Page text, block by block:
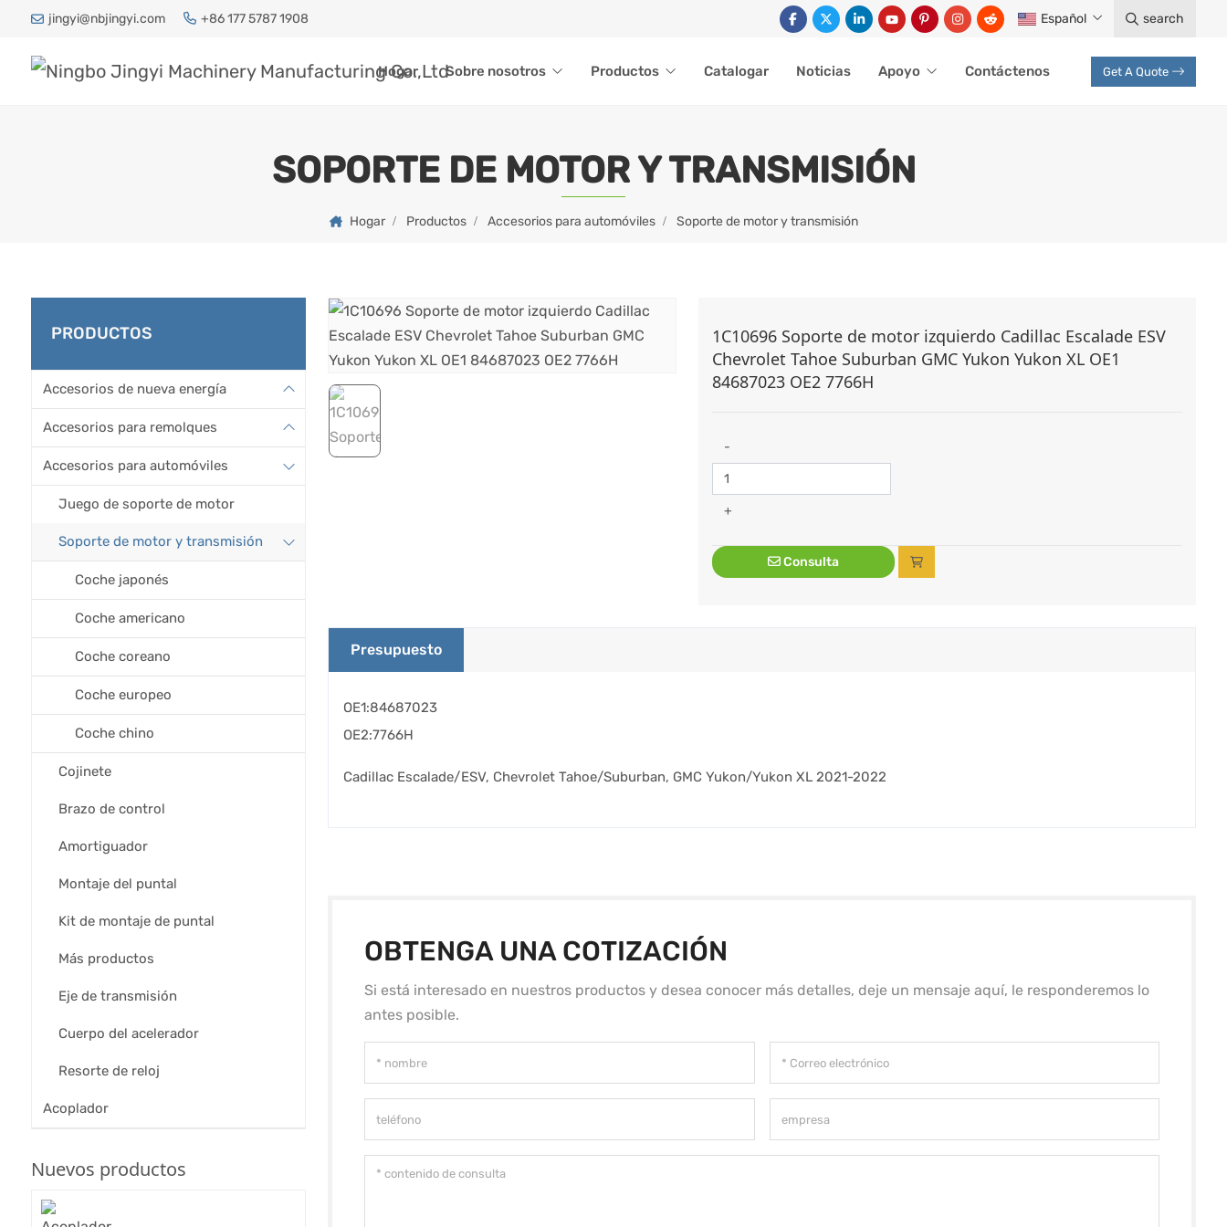
jingyi@nbjingyi.com +86 177 5787 1908 Español search
Hogar Sobre nosotros Productos Catalogar Noticias Apoyo Contáctenos Get A Quote
SOPORTE DE MOTOR Y TRANSMISIÓN
Hogar Productos Accesorios para automóviles Soporte de motor y transmisión
1C10696 Soporte de motor izquierdo Cadillac Escalade ESV
Chevrolet Tahoe Suburban GMC Yukon Yukon XL OE1
84687023 OE2 7766H
-
+
Consulta
Presupuesto
OE1:84687023
OE2:7766H
Cadillac Escalade/ESV, Chevrolet Tahoe/Suburban, GMC Yukon/Yukon XL 2021-2022
OBTENGA UNA COTIZACIÓN
Si está interesado en nuestros productos y desea conocer más detalles, deje un mensaje aquí, le responderemos lo
antes posible.
PRODUCTOS
Accesorios de nueva energía
Accesorios para remolques
Accesorios para automóviles
Juego de soporte de motor
Soporte de motor y transmisión
Coche japonés
Coche americano
Coche coreano
Coche europeo
Coche chino
Cojinete
Brazo de control
Amortiguador
Montaje del puntal
Kit de montaje de puntal
Más productos
Eje de transmisión
Cuerpo del acelerador
Resorte de reloj
Acoplador
Nuevos productos